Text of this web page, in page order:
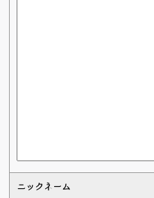
ニックネーム